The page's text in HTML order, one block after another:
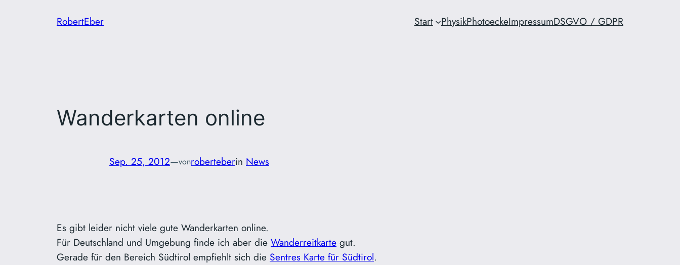
RobertEber Start PhysikPhotoeckeImpressumDSGVO / GDPR
Wanderkarten online
Sep. 25, 2012—vonroberteberin News
Es gibt leider nicht viele gute Wanderkarten online.
Für Deutschland und Umgebung finde ich aber die Wanderreitkarte gut.
Gerade für den Bereich Südtirol empfiehlt sich die Sentres Karte für Südtirol.